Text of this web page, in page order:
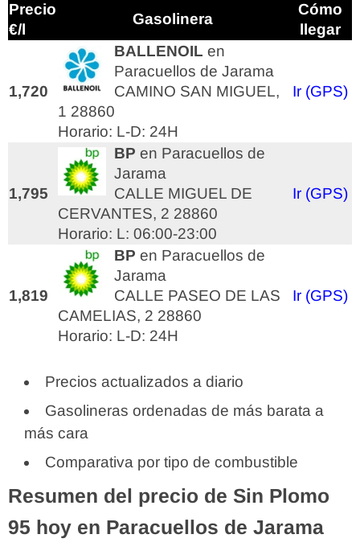
Precio
€/l
Gasolinera
Cómo
llegar
1,720
BALLENOIL en
Paracuellos de Jarama
CAMINO SAN MIGUEL,
1 28860
Horario: L-D: 24H
Ir (GPS)
1,795
BP en Paracuellos de
Jarama
CALLE MIGUEL DE
CERVANTES, 2 28860
Horario: L: 06:00-23:00
Ir (GPS)
1,819
BP en Paracuellos de
Jarama
CALLE PASEO DE LAS
CAMELIAS, 2 28860
Horario: L-D: 24H
Ir (GPS)
Precios actualizados a diario
Gasolineras ordenadas de más barata a
más cara
Comparativa por tipo de combustible
Resumen del precio de Sin Plomo
95 hoy en Paracuellos de Jarama